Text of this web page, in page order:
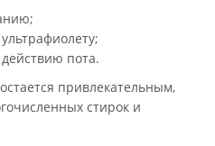
пота.
привлекательным,
стирок и